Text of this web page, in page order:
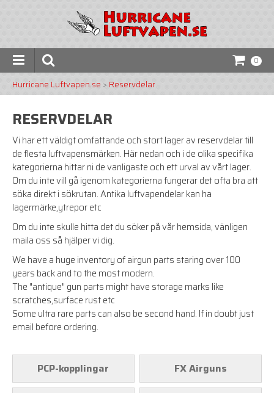
0
Hurricane Luftvapen.se > Reservdelar
RESERVDELAR
Vi har ett väldigt omfattande och stort lager av reservdelar till
de flesta luftvapensmärken. Här nedan och i de olika specifika
kategorierna hittar ni de vanligaste och ett urval av vårt lager.
Om du inte vill gå igenom kategorierna fungerar det ofta bra att
söka direkt i sökrutan. Antika luftvapendelar kan ha
lagermärke,ytrepor etc
Om du inte skulle hitta det du söker på vår hemsida, vänligen
maila oss så hjälper vi dig.
We have a huge inventory of airgun parts staring over 100
years back and to the most modern.
The "antique" gun parts might have storage marks like
scratches,surface rust etc
Some ultra rare parts can also be second hand. If in doubt just
email before ordering.
PCP-kopplingar FX Airguns